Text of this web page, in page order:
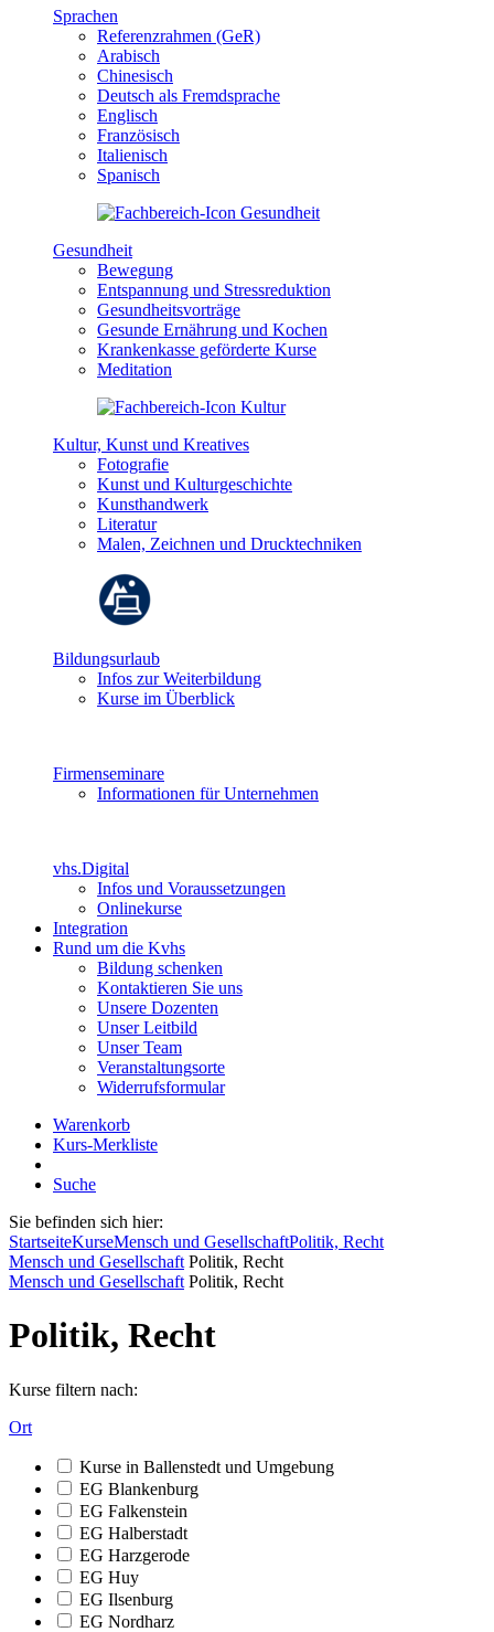
Sprachen
Referenzrahmen (GeR)
Arabisch
Chinesisch
Deutsch als Fremdsprache
Englisch
Französisch
Italienisch
Spanisch
Gesundheit
Bewegung
Entspannung und Stressreduktion
Gesundheitsvorträge
Gesunde Ernährung und Kochen
Krankenkasse geförderte Kurse
Meditation
Kultur, Kunst und Kreatives
Fotografie
Kunst und Kulturgeschichte
Kunsthandwerk
Literatur
Malen, Zeichnen und Drucktechniken
Bildungsurlaub
Infos zur Weiterbildung
Kurse im Überblick
Firmenseminare
Informationen für Unternehmen
vhs.Digital
Infos und Voraussetzungen
Onlinekurse
Integration
Rund um die Kvhs
Bildung schenken
Kontaktieren Sie uns
Unsere Dozenten
Unser Leitbild
Unser Team
Veranstaltungsorte
Widerrufsformular
Warenkorb
Kurs-Merkliste
Suche
Sie befinden sich hier:
StartseiteKurseMensch und GesellschaftPolitik, Recht
Mensch und Gesellschaft Politik, Recht
Mensch und Gesellschaft Politik, Recht
Politik, Recht
Kurse filtern nach:
Ort
Kurse in Ballenstedt und Umgebung
EG Blankenburg
EG Falkenstein
EG Halberstadt
EG Harzgerode
EG Huy
EG Ilsenburg
EG Nordharz